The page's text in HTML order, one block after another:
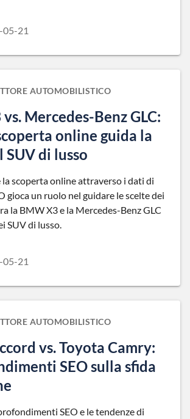
05-21
AUTOMOBILISTICO
Mercedes-Benz GLC:
online guida la
SUV di lusso
la scoperta online attraverso i dati di
gioca un ruolo nel guidare le scelte dei
la BMW X3 e la Mercedes-Benz GLC
SUV di lusso.
05-21
AUTOMOBILISTICO
vs. Toyota Camry:
SEO sulla sfida
SEO e le tendenze di